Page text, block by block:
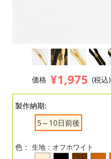
価格 ¥1,975 (税込)
製作納期:
5～10日前後
色： 生地：オフホワイト